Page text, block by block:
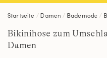
Startseite Damen Bademode
Bikinihose zum
Damen